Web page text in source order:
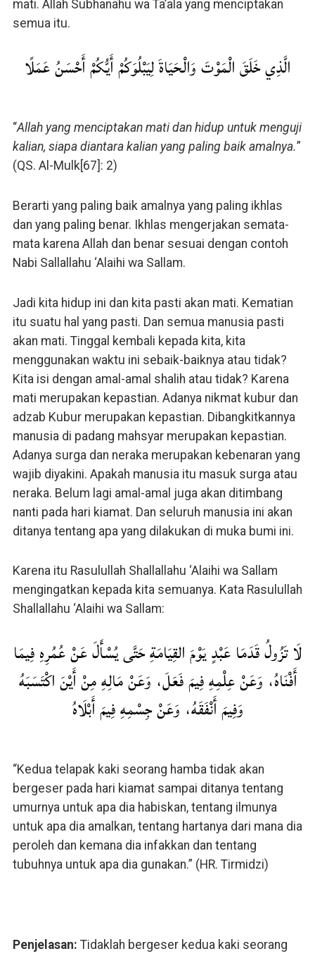
mati. Allah Subhanahu wa Ta’ala yang menciptakan
semua itu.
الَّذِي خَلَقَ الْمَوْتَ وَالْحَيَاةَ لِيَبْلُوَكُمْ أَيُّكُمْ أَحْسَنُ عَمَلًا
“Allah yang menciptakan mati dan hidup untuk menguji
kalian, siapa diantara kalian yang paling baik amalnya.”
(QS. Al-Mulk[67]: 2)
Berarti yang paling baik amalnya yang paling ikhlas
dan yang paling benar. Ikhlas mengerjakan semata-
mata karena Allah dan benar sesuai dengan contoh
Nabi Sallallahu ‘Alaihi wa Sallam.
Jadi kita hidup ini dan kita pasti akan mati. Kematian
itu suatu hal yang pasti. Dan semua manusia pasti
akan mati. Tinggal kembali kepada kita, kita
menggunakan waktu ini sebaik-baiknya atau tidak?
Kita isi dengan amal-amal shalih atau tidak? Karena
mati merupakan kepastian. Adanya nikmat kubur dan
adzab Kubur merupakan kepastian. Dibangkitkannya
manusia di padang mahsyar merupakan kepastian.
Adanya surga dan neraka merupakan kebenaran yang
wajib diyakini. Apakah manusia itu masuk surga atau
neraka. Belum lagi amal-amal juga akan ditimbang
nanti pada hari kiamat. Dan seluruh manusia ini akan
ditanya tentang apa yang dilakukan di muka bumi ini.
Karena itu Rasulullah Shallallahu ‘Alaihi wa Sallam
mengingatkan kepada kita semuanya. Kata Rasulullah
Shallallahu ‘Alaihi wa Sallam:
لَا تَزُولُ قَدَمَا عَبْدٍ يَوْمَ القِيَامَةِ حَتَّى يُسْأَلَ عَنْ عُمُرِهِ فِيمَا
أَفْنَاهُ، وَعَنْ عِلْمِهِ فِيمَ فَعَلَ، وَعَنْ مَالِهِ مِنْ أَيْنَ اكْتَسَبَهُ
وَفِيمَ أَنْفَقَهُ، وَعَنْ جِسْمِهِ فِيمَ أَبْلَاهُ
“Kedua telapak kaki seorang hamba tidak akan
bergeser pada hari kiamat sampai ditanya tentang
umurnya untuk apa dia habiskan, tentang ilmunya
untuk apa dia amalkan, tentang hartanya dari mana dia
peroleh dan kemana dia infakkan dan tentang
tubuhnya untuk apa dia gunakan.” (HR. Tirmidzi)
Penjelasan: Tidaklah bergeser kedua kaki seorang